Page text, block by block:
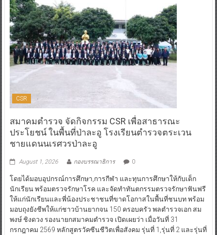
CSR
สมาคมตำรวจ จัดกิจกรรม CSR เพื่อสาธารณะ
ประโยชน์ ในพื้นที่ป่าละอู โรงเรียนตำรวจตระเวน
ชายแดนนเรศวรป่าละอู
August 1, 2026 กองบรรณาธิการ 0
โดยได้มอบอุปกรณ์การศึกษา,การกีฬา และทุนการศึกษาให้กับเด็ก
นักเรียน พร้อมตรวจรักษาโรค และจัดทำทันตกรรมตรวจรักษาฟันฟรี
ให้แก่นักเรียนและพี่น้องประชาชนที่ขาดโอกาสในพื้นที่ชนบท พร้อม
มอบถุงยังชีพให้แก่ชาวบ้านยากจน 150 ครอบครัว พลตำรวจเอก สม
พงษ์ ชิงดวง รองนายกสมาคมตำรวจ เปิดเผยว่า เมื่อวันที่ 31
กรกฎาคม 2569 หลักสูตรวัคซีนชีวิตเพื่อสังคม รุ่นที่ 1,รุ่นที่ 2 และรุ่นที่